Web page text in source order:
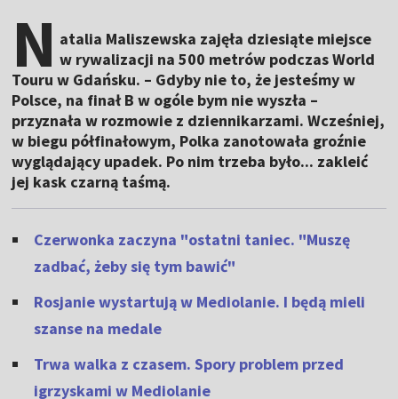
N atalia Maliszewska zajęła dziesiąte miejsce
w rywalizacji na 500 metrów podczas World
Touru w Gdańsku. – Gdyby nie to, że jesteśmy w
Polsce, na finał B w ogóle bym nie wyszła –
przyznała w rozmowie z dziennikarzami. Wcześniej,
w biegu półfinałowym, Polka zanotowała groźnie
wyglądający upadek. Po nim trzeba było... zakleić
jej kask czarną taśmą.
Czerwonka zaczyna "ostatni taniec. "Muszę
zadbać, żeby się tym bawić"
Rosjanie wystartują w Mediolanie. I będą mieli
szanse na medale
Trwa walka z czasem. Spory problem przed
igrzyskami w Mediolanie